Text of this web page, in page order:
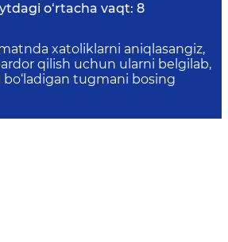
o‘rtacha vaqt: 8
xatoliklarni aniqlasangiz,
qilish uchun ularni belgilab,
bo‘ladigan tugmani bosing